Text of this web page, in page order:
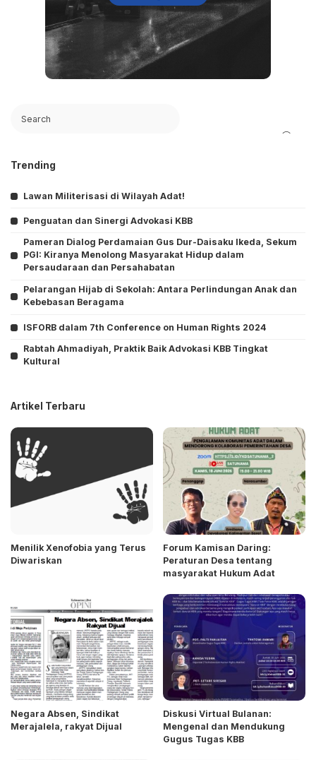
Trending
Lawan Militerisasi di Wilayah Adat!
Penguatan dan Sinergi Advokasi KBB
Pameran Dialog Perdamaian Gus Dur-Daisaku Ikeda, Sekum
PGI: Kiranya Menolong Masyarakat Hidup dalam
Persaudaraan dan Persahabatan
Pelarangan Hijab di Sekolah: Antara Perlindungan Anak dan
Kebebasan Beragama
ISFORB dalam 7th Conference on Human Rights 2024
Rabtah Ahmadiyah, Praktik Baik Advokasi KBB Tingkat
Kultural
Artikel Terbaru
Menilik Xenofobia yang Terus
Diwariskan
Forum Kamisan Daring:
Peraturan Desa tentang
masyarakat Hukum Adat
Negara Absen, Sindikat
Merajalela, rakyat Dijual
Diskusi Virtual Bulanan:
Mengenal dan Mendukung
Gugus Tugas KBB